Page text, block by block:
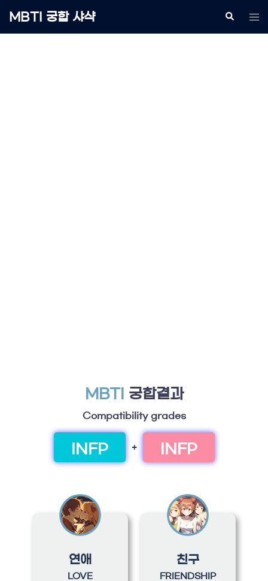
to
MBTI 궁합 샤샥 Search
MBTI 궁합결과
Compatibility grades
INFP + INFP
연애
LOVE
친구
FRIENDSHIP